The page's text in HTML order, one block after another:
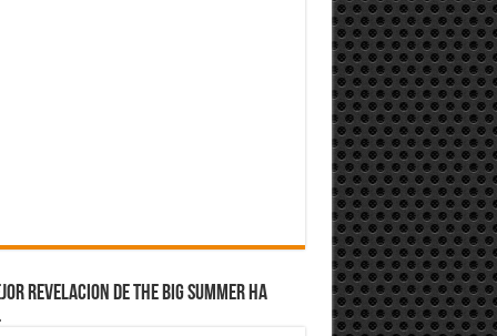
revelacion de The Big Summer ha